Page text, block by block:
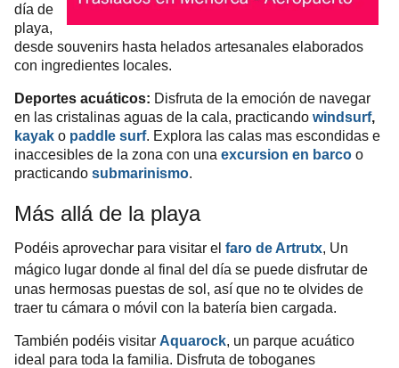
día de
playa,
desde souvenirs hasta helados artesanales elaborados
con ingredientes locales.
Deportes acuáticos: Disfruta de la emoción de navegar
en las cristalinas aguas de la cala, practicando windsurf,
kayak o paddle surf. Explora las calas mas escondidas e
inaccesibles de la zona con una excursion en barco o
practicando submarinismo.
Más allá de la playa
Podéis aprovechar para visitar el faro de Artrutx, Un
mágico lugar donde al final del día se puede disfrutar de
unas hermosas puestas de sol, así que no te olvides de
traer tu cámara o móvil con la batería bien cargada.
También podéis visitar Aquarock, un parque acuático
ideal para toda la familia. Disfruta de toboganes